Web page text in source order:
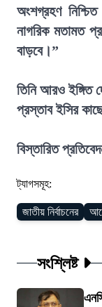
অংশগ্রহণ
নাগরিক মতামত
বাড়বে।”
তিনি আরও ইঙ্গিত
প্রস্তাব ইসির
বিস্তারিত
ট্যাগসমূহ:
জাতীয় নির্বাচনের
সংশ্লিষ্ট